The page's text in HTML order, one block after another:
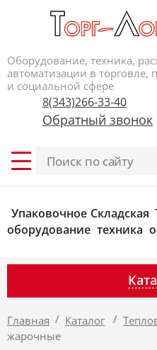
Оборудование, техника,
автоматизации в
и социальной сфере
8(343)266-33-40
Обратный звонок
Упаковочное
оборудование
Складская
техника
Главная / Каталог /
жарочные